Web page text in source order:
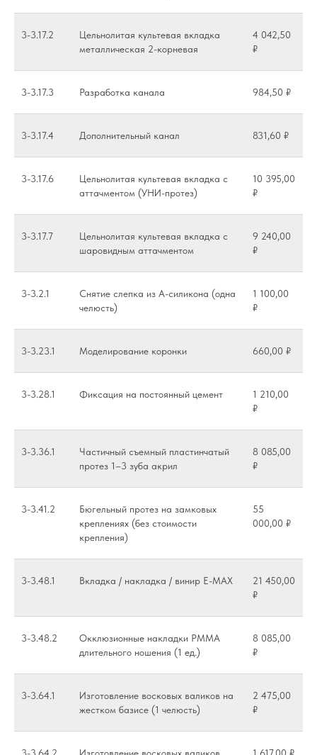
3-3.17.2
Цельнолитая культевая вкладка
металлическая 2-корневая
4 042,50
₽
3-3.17.3 Разработка канала 984,50 ₽
3-3.17.4 Дополнительный канал 831,60 ₽
3-3.17.6
Цельнолитая культевая вкладка с
аттачментом (УНИ-протез)
10 395,00
₽
3-3.17.7
Цельнолитая культевая вкладка с
шаровидным аттачментом
9 240,00
₽
3-3.2.1
Снятие слепка из А-силикона (одна
челюсть)
1 100,00
₽
3-3.23.1 Моделирование коронки 660,00 ₽
3-3.28.1 Фиксация на постоянный цемент
1 210,00
₽
3-3.36.1
Частичный съемный пластинчатый
протез 1–3 зуба акрил
8 085,00
₽
3-3.41.2
Бюгельный протез на замковых
креплениях (без стоимости
крепления)
55
000,00 ₽
3-3.48.1 Вкладка / накладка / винир E-MAX
21 450,00
₽
3-3.48.2
Окклюзионные накладки PMMA
длительного ношения (1 ед.)
8 085,00
₽
3-3.64.1
Изготовление восковых валиков на
жестком базисе (1 челюсть)
2 475,00
₽